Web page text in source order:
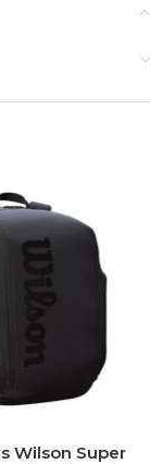
Wilson Super